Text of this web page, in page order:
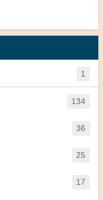
1
134
36
25
17